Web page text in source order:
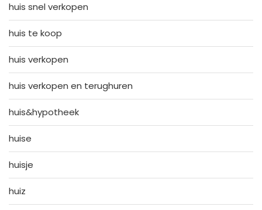
huis snel verkopen
huis te koop
huis verkopen
huis verkopen en terughuren
huis&hypotheek
huise
huisje
huiz